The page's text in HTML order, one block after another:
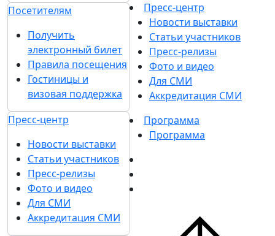
Посетителям
Получить
электронный билет
Правила посещения
Гостиницы и
визовая поддержка
Пресс-центр
Новости выставки
Статьи участников
Пресс-релизы
Фото и видео
Для СМИ
Аккредитация СМИ
Пресс-центр
Новости выставки
Статьи участников
Пресс-релизы
Фото и видео
Для СМИ
Аккредитация СМИ
Программа
Программа